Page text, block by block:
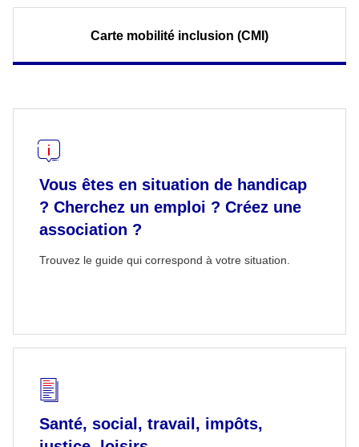
Carte mobilité inclusion (CMI)
Vous êtes en situation de handicap
? Cherchez un emploi ? Créez une
association ?
Trouvez le guide qui correspond à votre situation.
Santé, social, travail, impôts,